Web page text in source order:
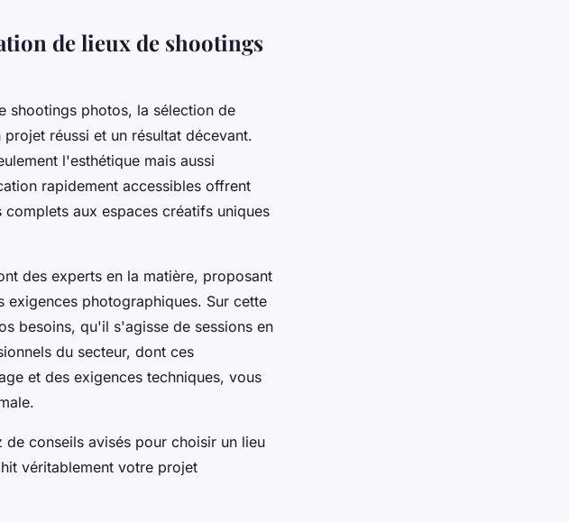
de lieux de shootings
shootings photos, la sélection de
réussi et un résultat décevant.
l'esthétique mais aussi
rapidement accessibles offrent
aux espaces créatifs uniques
des experts en la matière, proposant
exigences photographiques. Sur cette
besoins, qu'il s'agisse de sessions en
du secteur, dont ces
et des exigences techniques, vous
conseils avisés pour choisir un lieu
véritablement votre projet